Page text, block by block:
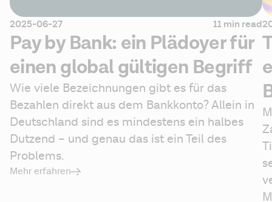
2025-06-27 11 min read
Pay by Bank: ein Plädoyer für
einen global gültigen Begriff
Wie viele Bezeichnungen gibt es für das
Bezahlen direkt aus dem Bankkonto? Allein in
Deutschland sind es mindestens ein halbes
Dutzend – und genau das ist ein Teil des
Problems.
Mehr erfahren